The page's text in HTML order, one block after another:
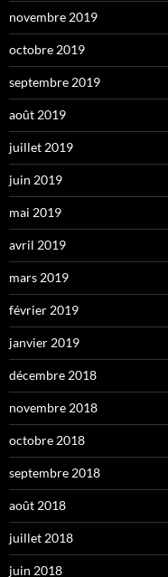
novembre 2019
octobre 2019
septembre 2019
août 2019
juillet 2019
juin 2019
mai 2019
avril 2019
mars 2019
février 2019
janvier 2019
décembre 2018
novembre 2018
octobre 2018
septembre 2018
août 2018
juillet 2018
juin 2018